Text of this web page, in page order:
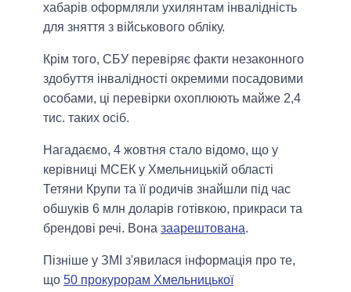
хабарів оформляли ухилянтам інвалідність
для зняття з військового обліку.
Крім того, СБУ перевіряє факти незаконного
здобуття інвалідності окремими посадовими
особами, ці перевірки охоплюють майже 2,4
тис. таких осіб.
Нагадаємо, 4 жовтня стало відомо, що у
керівниці МСЕК у Хмельницькій області
Тетяни Крупи та її родичів знайшли під час
обшуків 6 млн доларів готівкою, прикраси та
брендові речі. Вона заарештована.
Пізніше у ЗМІ з'явилася інформація про те,
що 50 прокурорам Хмельницької